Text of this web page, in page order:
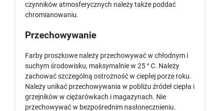
czynników atmosferycznych należy także poddać
chromianowaniu.
Przechowywanie
Farby proszkowe należy przechowywać w chłodnym i
suchym środowisku, maksymalnie w 25 ° C. Należy
zachować szczególną ostrożność w ciepłej porze roku.
Należy unikać przechowywania w pobliżu źródeł ciepła i
grzejników w ciężarówkach i magazynach. Nie
przechowywać w bezpośrednim nasłonecznieniu.